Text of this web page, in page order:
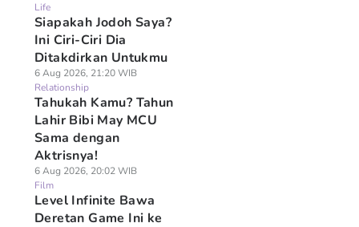
Life
Siapakah Jodoh Saya?
Ini Ciri-Ciri Dia
Ditakdirkan Untukmu
6 Aug 2026, 21:20 WIB
Relationship
Tahukah Kamu? Tahun
Lahir Bibi May MCU
Sama dengan
Aktrisnya!
6 Aug 2026, 20:02 WIB
Film
Level Infinite Bawa
Deretan Game Ini ke